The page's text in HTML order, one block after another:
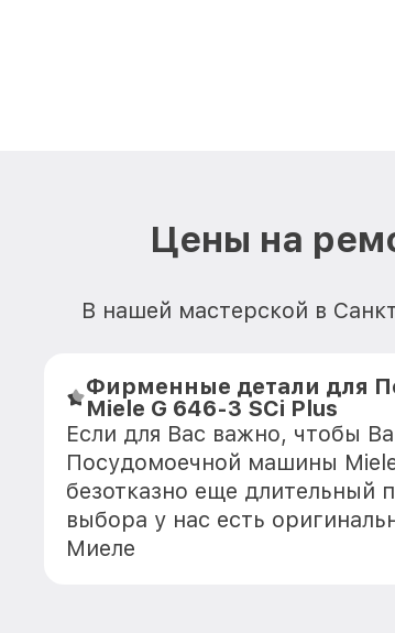
Цены на
В нашей мастерской в
Фирменные детали для
Miele G 646-3 SCi Plus
Если для Вас важно, чтобы
Посудомоечной машины
безотказно еще длительный
выбора у нас есть
Миеле